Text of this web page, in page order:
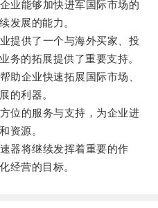
能够加快进军国际市场的
发展的能力。
供了一个与海外买家、投
务的拓展提供了重要支持。
企业快速拓展国际市场、
的利器。
的服务与支持，为企业进
资源。
将继续发挥着重要的作
经营的目标。